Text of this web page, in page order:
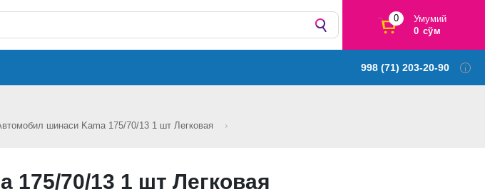
0
Умумий
0 сўм
998 (71) 203-20-90
шинаси Kama 175/70/13 1 шт Легковая
70/13 1 шт Легковая